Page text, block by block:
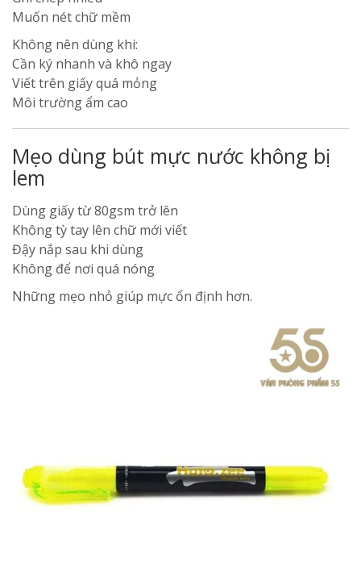
Muốn nét chữ mềm
Không nên dùng khi:
Cần ký nhanh và khô ngay
Viết trên giấy quá mỏng
Môi trường ẩm cao
Mẹo dùng bút mực nước không bị
lem
Dùng giấy từ 80gsm trở lên
Không tỳ tay lên chữ mới viết
Đậy nắp sau khi dùng
Không để nơi quá nóng
Những mẹo nhỏ giúp mực ổn định hơn.